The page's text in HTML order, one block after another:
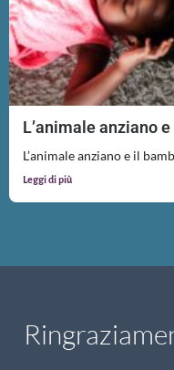
L’animale anziano
L’animale anziano e il
Leggi di più